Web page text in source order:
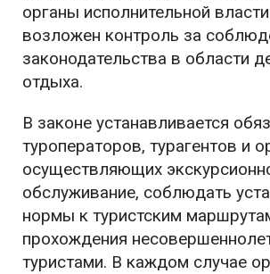
органы исполнительной
возложен контроль за
законодательства в области
отдыха.
В законе устанавливается
туроператоров, турагентов и
осуществляющих
обслуживание, соблюдать
нормы к туристским
прохождения
туристами. В каждом случае